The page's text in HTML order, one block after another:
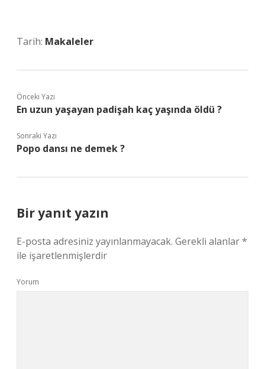
Tarih: Makaleler
Önceki Yazı
En uzun yaşayan padişah kaç yaşında öldü ?
Sonraki Yazı
Popo dansı ne demek ?
Bir yanıt yazın
E-posta adresiniz yayınlanmayacak. Gerekli alanlar*
ile işaretlenmişlerdir
Yorum